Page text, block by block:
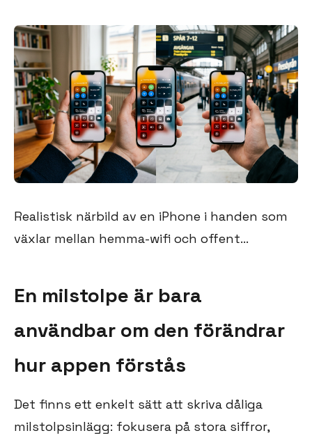
Realistisk närbild av en iPhone i handen som
växlar mellan hemma-wifi och offent...
En milstolpe är bara
användbar om den förändrar
hur appen förstås
Det finns ett enkelt sätt att skriva dåliga
milstolpsinlägg: fokusera på stora siffror,